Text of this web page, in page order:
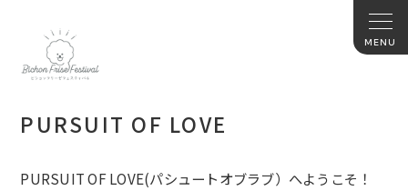
PURSUIT OF LOVE
PURSUIT OF LOVE(パシュートオブラブ）へようこそ！